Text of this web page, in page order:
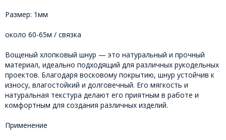
Размер: 1мм
около 60-65м / связка
Вощеный хлопковый шнур — это натуральный и прочный
материал, идеально подходящий для различных рукодельных
проектов. Благодаря восковому покрытию, шнур устойчив к
износу, влагостойкий и долговечный. Его мягкость и
натуральная текстура делают его приятным в работе и
комфортным для создания различных изделий.
Применение